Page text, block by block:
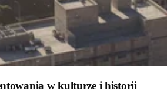
w kulturze i historii